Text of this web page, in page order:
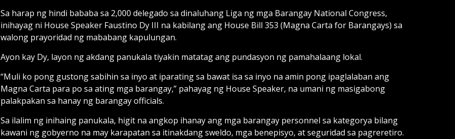
Sa harap ng hindi bababa sa 2,000 delegado sa dinaluhang Liga ng mga Barangay National Congress,
inihayag ni House Speaker Faustino Dy III na kabilang ang House Bill 353 (Magna Carta for Barangays) sa
walong prayoridad ng mababang kapulungan.
Ayon kay Dy, layon ng akdang panukala tiyakin matatag ang pundasyon ng pamahalaang lokal.
“Muli ko pong gustong sabihin sa inyo at iparating sa bawat isa sa inyo na amin pong ipaglalaban ang
Magna Carta para po sa ating mga barangay,” pahayag ng House Speaker, na umani ng masigabong
palakpakan sa hanay ng barangay officials.
Sa ilalim ng inihaing panukala, higit na angkop ihanay ang mga barangay personnel sa kategorya bilang
kawani ng gobyerno na may karapatan sa itinakdang sweldo, mga benepisyo, at seguridad sa pagreretiro.